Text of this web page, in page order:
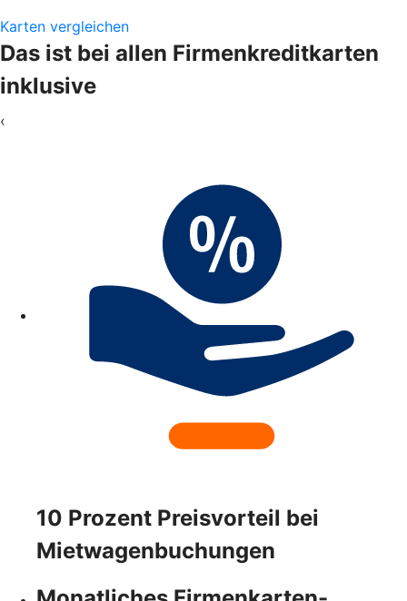
Karten vergleichen
Das ist bei allen Firmenkreditkarten
inklusive
‹
10 Prozent Preisvorteil bei
Mietwagenbuchungen